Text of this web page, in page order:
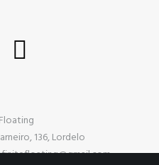
136, Lordelo